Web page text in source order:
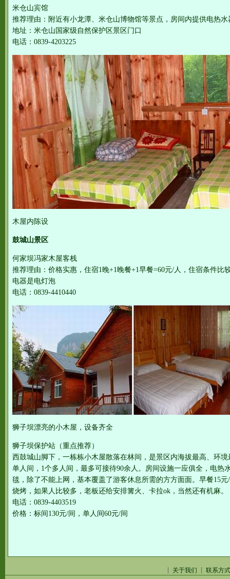
米仓山宾馆
推荐理由：附近有小龙潭、米仓山博物馆等景点，房间内提供电热
地址：米仓山国家级自然保护区景区门口
电话：0839-4203225
木屋内陈设
鼓城山景区
何家坝冯家木屋客栈
推荐理由：价格实惠，住宿1晚+1晚餐+1早餐=60元/人，住宿条件比
电器是电灯泡
电话：0839-4410440
狮子坝漂亮的小木屋，设备齐全
狮子坝保护站（重点推荐）
西鼓城山脚下，一栋栋小木屋散落在林间，是景区内海拔最高、环
单人间，1个多人间，最多可接待90余人。房间设施一应俱全，电热
毯，除了不能上网，基本覆盖了游客休息所需的方方面面。早餐15
烧烤，如果人比较多，老板还给安排篝火、卡拉ok，当然还有机麻。
电话：0839-4403519
价格：标间130元/间，单人间60元/间
关于我们 联系方式